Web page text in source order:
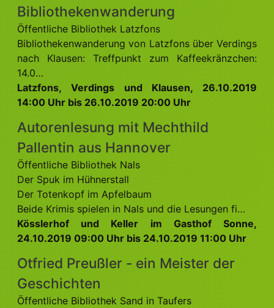
Bibliothekenwanderung
Öffentliche Bibliothek Latzfons
Bibliothekenwanderung von Latzfons über Verdings
nach Klausen: Treffpunkt zum Kaffeekränzchen:
14.0…
Latzfons, Verdings und Klausen, 26.10.2019
14:00 Uhr bis 26.10.2019 20:00 Uhr
Autorenlesung mit Mechthild
Pallentin aus Hannover
Öffentliche Bibliothek Nals
Der Spuk im Hühnerstall
Der Totenkopf im Apfelbaum
Beide Krimis spielen in Nals und die Lesungen fi…
Kösslerhof und Keller im Gasthof Sonne,
24.10.2019 09:00 Uhr bis 24.10.2019 11:00 Uhr
Otfried Preußler - ein Meister der
Geschichten
Öffentliche Bibliothek Sand in Taufers